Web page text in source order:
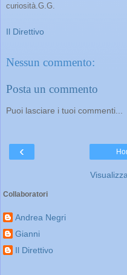
curiosità.G.G.
Il Direttivo
Nessun commento:
Posta un commento
Puoi lasciare i tuoi commenti...
‹
Collaboratori
Andrea Negri
Gianni
Il Direttivo